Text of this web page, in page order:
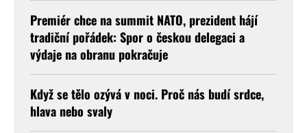
Premiér chce na summit NATO, prezident hájí
tradiční pořádek: Spor o českou delegaci a
výdaje na obranu pokračuje
Když se tělo ozývá v noci. Proč nás budí srdce,
hlava nebo svaly